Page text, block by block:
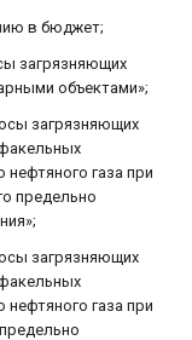
в бюджет;
загрязняющих
объектами»;
загрязняющих
нефтяного газа при
предельно
загрязняющих
нефтяного газа при